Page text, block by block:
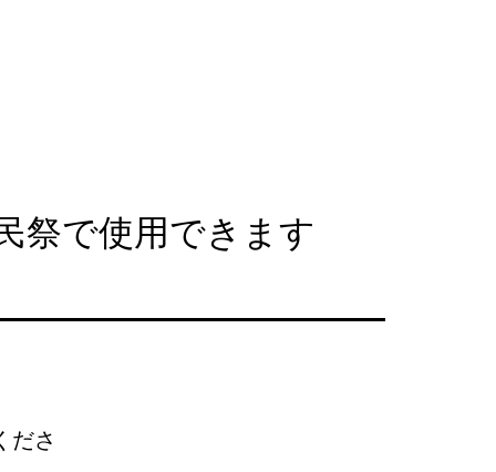
祭で使用できます
ださ